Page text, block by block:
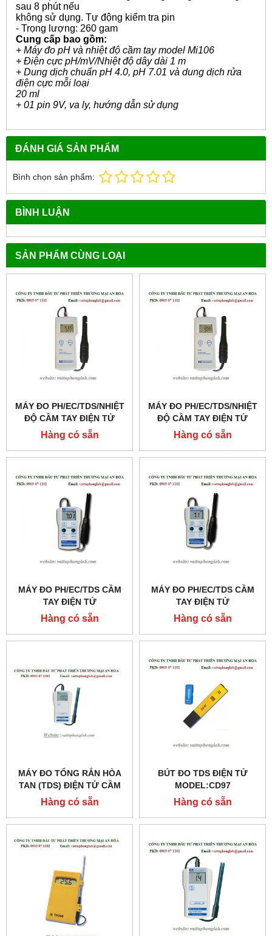
sau 8 phút nếu
không sử dụng. Tự động kiểm tra pin
- Trọng lượng: 260 gam
Cung cấp bao gồm:
+ Máy đo pH và nhiệt độ cầm tay model Mi106
+ Điện cực pH/mV/Nhiệt độ dây dài 1 m
+ Dung dịch chuẩn pH 4.0, pH 7.01 và dung dịch rửa
điện cực mỗi loại
20 ml
+ 01 pin 9V, va ly, hướng dẫn sử dụng
ĐÁNH GIÁ SẢN PHẨM
Bình chọn sản phẩm:
BÌNH LUẬN
SẢN PHẨM CÙNG LOẠI
MÁY ĐO PH/EC/TDS/NHIỆT
ĐỘ CẦM TAY ĐIỆN TỬ
MODEL:MI806
Hàng có sẵn
MÁY ĐO PH/EC/TDS/NHIỆT
ĐỘ CẦM TAY ĐIỆN TỬ
MODEL:MI805
Hàng có sẵn
MÁY ĐO PH/EC/TDS CẦM
TAY ĐIỆN TỬ
MODEL:MW802
Hàng có sẵn
MÁY ĐO PH/EC/TDS CẦM
TAY ĐIỆN TỬ
MODEL:MW801
Hàng có sẵn
MÁY ĐO TỔNG RẮN HÒA
TAN (TDS) ĐIỆN TỬ CẦM
TAY MODEL:MW401
Hàng có sẵn
BÚT ĐO TDS ĐIỆN TỬ
MODEL:CD97
Hàng có sẵn